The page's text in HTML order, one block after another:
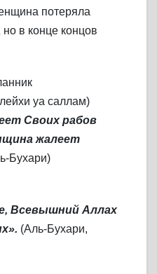
потеряла
но в конце концов
уа саллам)
Своих рабов
жалеет
Бухари)
Всевышний Аллах
(Аль-Бухари,